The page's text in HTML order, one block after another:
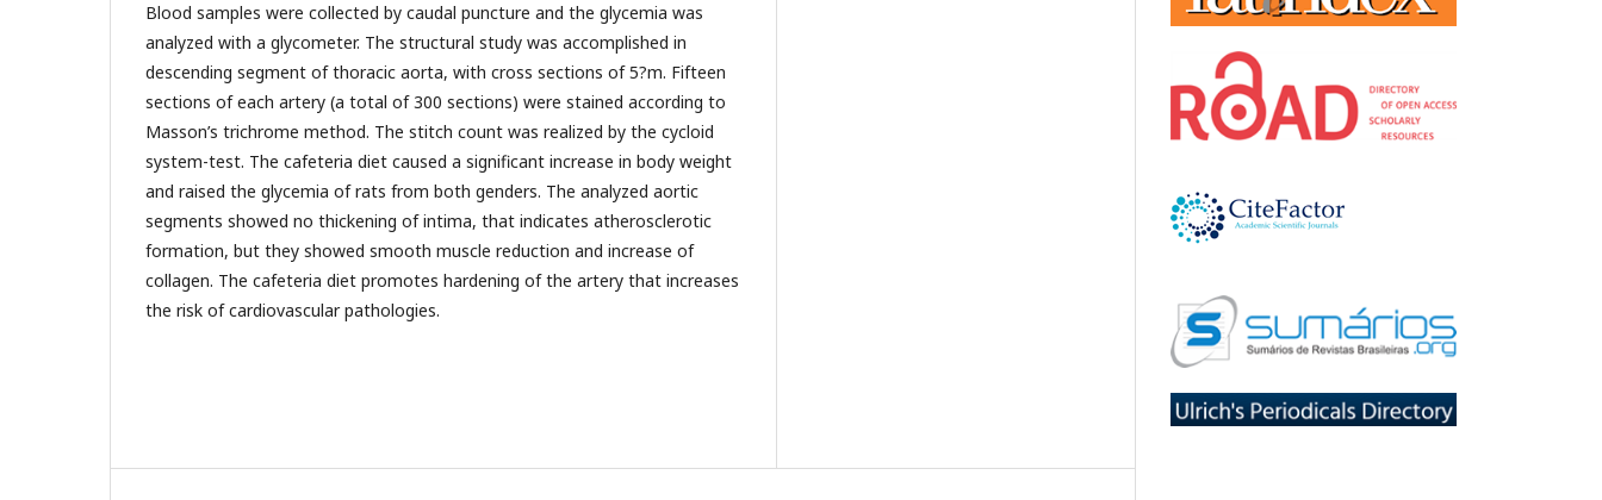
Blood samples were collected by caudal puncture and the glycemia was
analyzed with a glycometer. The structural study was accomplished in
descending segment of thoracic aorta, with cross sections of 5?m. Fifteen
sections of each artery (a total of 300 sections) were stained according to
Masson’s trichrome method. The stitch count was realized by the cycloid
system-test. The cafeteria diet caused a significant increase in body weight
and raised the glycemia of rats from both genders. The analyzed aortic
segments showed no thickening of intima, that indicates atherosclerotic
formation, but they showed smooth muscle reduction and increase of
collagen. The cafeteria diet promotes hardening of the artery that increases
the risk of cardiovascular pathologies.